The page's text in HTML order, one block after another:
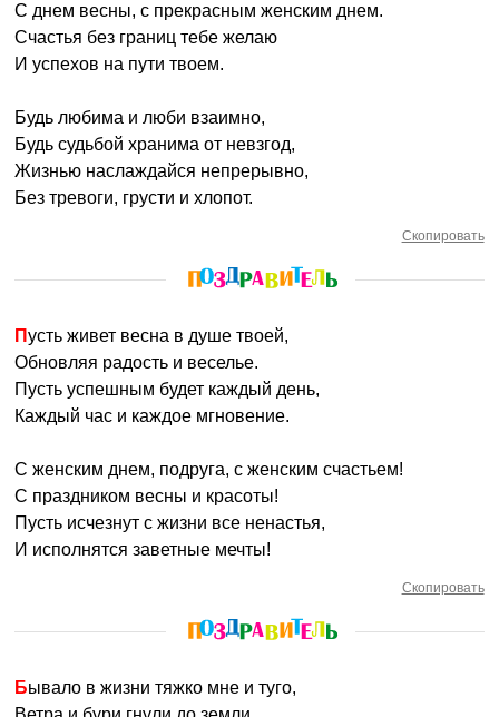
С днем весны, с прекрасным женским днем.
Счастья без границ тебе желаю
И успехов на пути твоем.
Будь любима и люби взаимно,
Будь судьбой хранима от невзгод,
Жизнью наслаждайся непрерывно,
Без тревоги, грусти и хлопот.
Скопировать
Пусть живет весна в душе твоей,
Обновляя радость и веселье.
Пусть успешным будет каждый день,
Каждый час и каждое мгновение.
С женским днем, подруга, с женским счастьем!
С праздником весны и красоты!
Пусть исчезнут с жизни все ненастья,
И исполнятся заветные мечты!
Скопировать
Бывало в жизни тяжко мне и туго,